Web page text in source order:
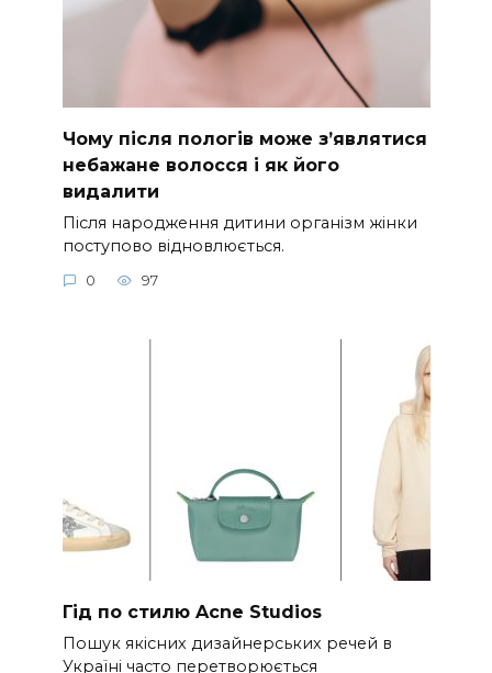
Чому після пологів може з’являтися
небажане волосся і як його
видалити
Після народження дитини організм жінки
поступово відновлюється.
0 97
Гід по стилю Acne Studios
Пошук якісних дизайнерських речей в
Україні часто перетворюється